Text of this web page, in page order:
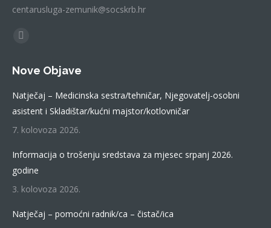
centarusluga-zemunik@socskrb.hr
Find us on:
Facebook
opens
Nove Objave
Natječaj – Medicinska sestra/tehničar, Njegovatelj-osobni
asistent i Skladištar/kućni majstor/kotlovničar
7. kolovoza 2026.
Informacija o trošenju sredstava za mjesec srpanj 2026.
godine
3. kolovoza 2026.
Natječaj – pomoćni radnik/ca – čistač/ica